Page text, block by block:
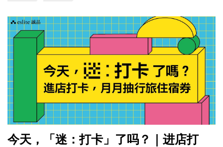
今天，「迷：打卡」了吗？｜进店打